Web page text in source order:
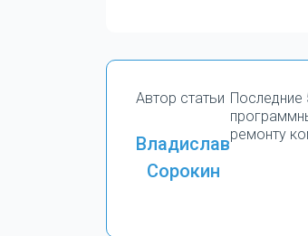
Автор статьи
Владислав
Сорокин
Последние
ремонту